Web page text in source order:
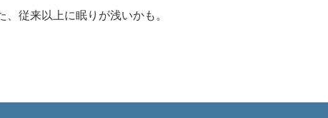
従来以上に眠りが浅いかも。